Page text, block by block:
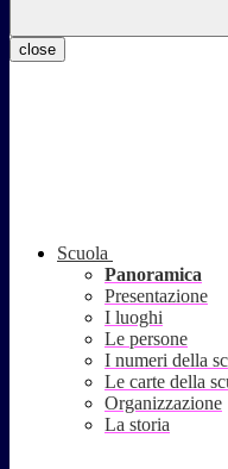
close
Scuola
Panoramica
Presentazione
I luoghi
Le persone
I numeri della
Le carte della
Organizzazione
La storia